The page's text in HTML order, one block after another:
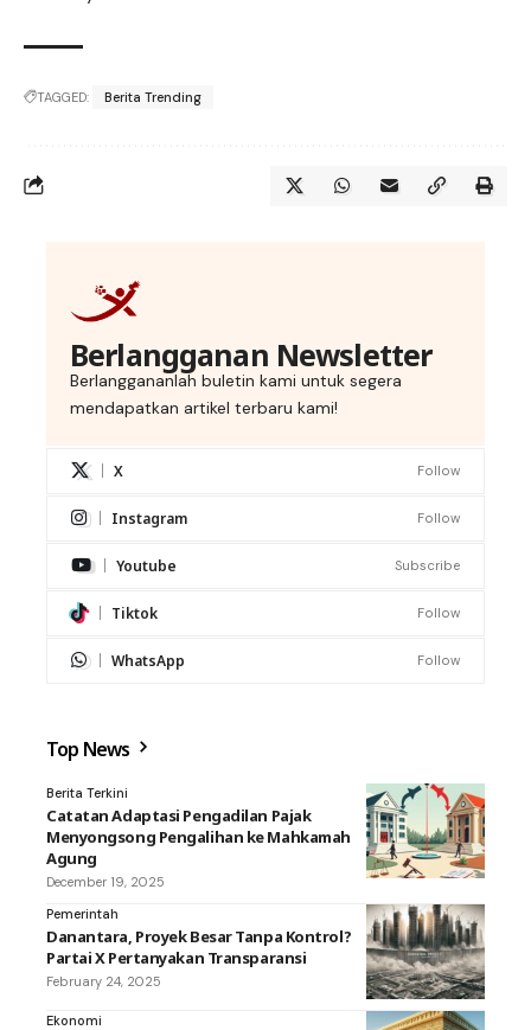
TAGGED: Berita Trending
Berlangganan Newsletter
Berlanggananlah buletin kami untuk segera
mendapatkan artikel terbaru kami!
X Follow
Instagram Follow
Youtube Subscribe
Tiktok Follow
WhatsApp Follow
Top News
Berita Terkini
Catatan Adaptasi Pengadilan Pajak
Menyongsong Pengalihan ke Mahkamah
Agung
December 19, 2025
Pemerintah
Danantara, Proyek Besar Tanpa Kontrol?
Partai X Pertanyakan Transparansi
February 24, 2025
Ekonomi